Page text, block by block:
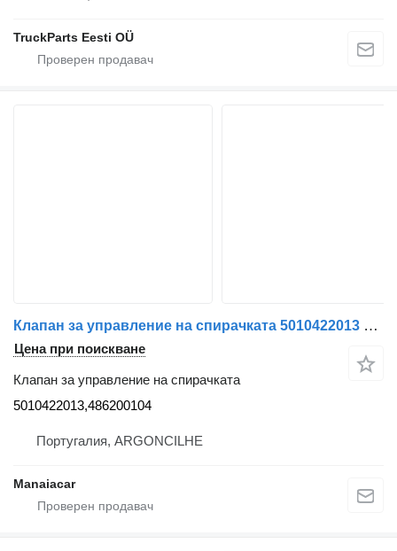
TruckParts Eesti OÜ
Клапан за управление на спирачката 5010422013 за влекач Renault Premium | 96
Цена при поискване
Клапан за управление на спирачката
5010422013,486200104
Португалия, ARGONCILHE
Manaiacar